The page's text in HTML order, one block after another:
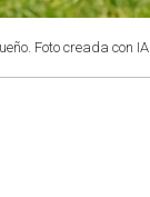
Foto creada con IA